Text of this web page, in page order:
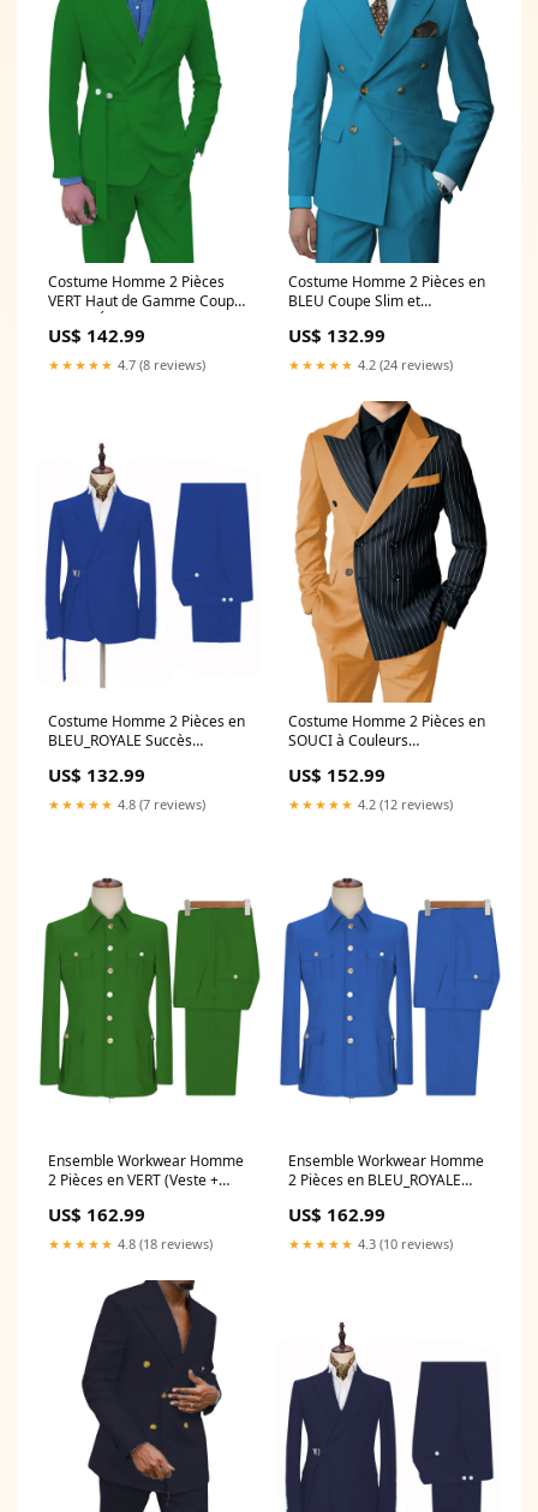
Costume Homme 2 Pièces
VERT Haut de Gamme Coupe
Slim et Élégance pour
Cérémonies group-500
US$ 142.99
★★★★★ 4.7 (8 reviews)
Costume Homme 2 Pièces en
BLEU Coupe Slim et
Affaires Élégant
Couleur:BLEU
US$ 132.99
★★★★★ 4.2 (24 reviews)
Costume Homme 2 Pièces en
BLEU_ROYALE Succès
Affinante
Couleur:BLEU_ROYALE
US$ 132.99
★★★★★ 4.8 (7 reviews)
Costume Homme 2 Pièces en
SOUCI à Couleurs
pour Cérémonie et Affaires
Couleur:SOUCI
US$ 152.99
★★★★★ 4.2 (12 reviews)
Ensemble Workwear Homme
2 Pièces en VERT (Veste +
Polyvalent Illusion
US$ 162.99
★★★★★ 4.8 (18 reviews)
Ensemble Workwear Homme
2 Pièces en BLEU_ROYALE
Utility-Chic Polyvalent Hors-la-
épaule
US$ 162.99
★★★★★ 4.3 (10 reviews)